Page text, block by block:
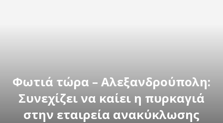
Φωτιά τώρα – Αλεξανδρούπολη:
Συνεχίζει να καίει η πυρκαγιά
στην εταιρεία ανακύκλωσης